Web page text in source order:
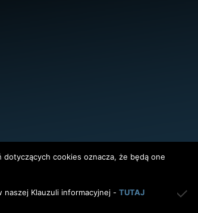
cookies oznacza, że będą one
Klauzuli informacyjnej - TUTAJ